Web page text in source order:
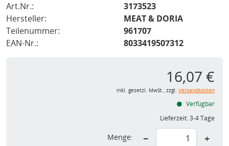
Art.Nr.:
3173523
Hersteller:
MEAT & DORIA
Teilenummer:
961707
EAN-Nr.:
8033419507312
16,07 €
inkl. gesetzl. MwSt., zzgl. Versandkosten
Verfügbar
Lieferzeit:3-4 Tage
Menge: − +